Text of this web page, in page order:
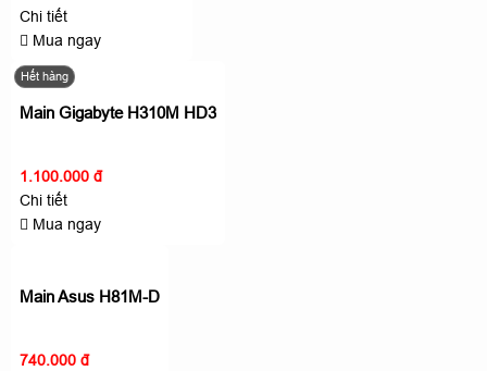
Chi tiết
Mua ngay
Hết hàng
Main Gigabyte H310M HD3
1.100.000 đ
Chi tiết
Mua ngay
Main Asus H81M-D
740.000 đ